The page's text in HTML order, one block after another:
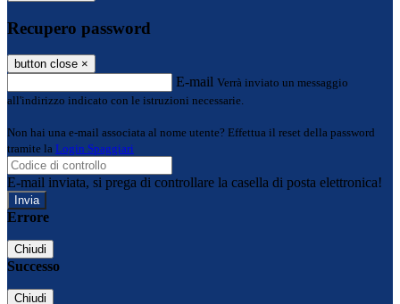
Recupero password
button close ×
E-mail Verrà inviato un messaggio
all'indirizzo indicato con le istruzioni necessarie.
Non hai una e-mail associata al nome utente? Effettua il reset della password
tramite la Login Spaggiari
E-mail inviata, si prega di controllare la casella di posta elettronica!
Errore
Chiudi
Successo
Chiudi